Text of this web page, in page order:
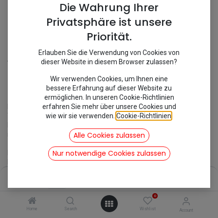
Home Search
0
Wishlist Account
Vorderachse Handbremsklötze
[301206] Handbremsklötze
Handbremsklötze
Top Qualität ISO 9001 Zertifiziert
Breite 30,4mm
2CV6 07/1981 - 1990
Mehari 08/1978 - 1988
Dyane 08/1979 - 1984
Die Wahrung Ihrer
Privatsphäre ist unsere
Priorität.
Erlauben Sie die Verwendung von Cookies von
dieser Website in diesem Browser zulassen?
Wir verwenden Cookies, um Ihnen eine
bessere Erfahrung auf dieser Website zu
ermöglichen. In unseren Cookie-Richtlinien
erfahren Sie mehr über unsere Cookies und
wie wir sie verwenden. Cookie-Richtlinien.
Alle Cookies zulassen
Nur notwendige Cookies zulassen